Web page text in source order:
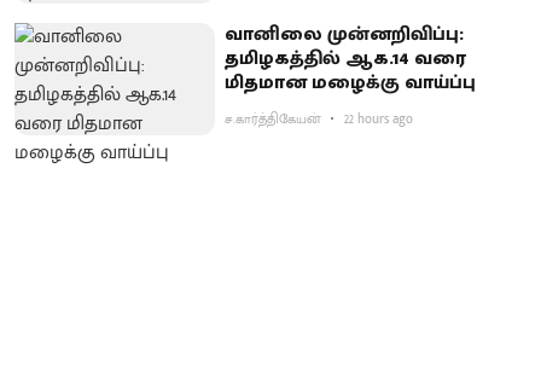
வானிலை முன்னறிவிப்பு:
தமிழகத்தில் ஆக.14 வரை
மிதமான மழைக்கு வாய்ப்பு
ச.கார்த்திகேயன் 22 hours ago